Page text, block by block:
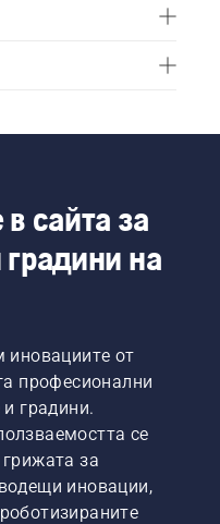
сайта за
на
иновациите от
професионални
градини.
се
за
иновации,